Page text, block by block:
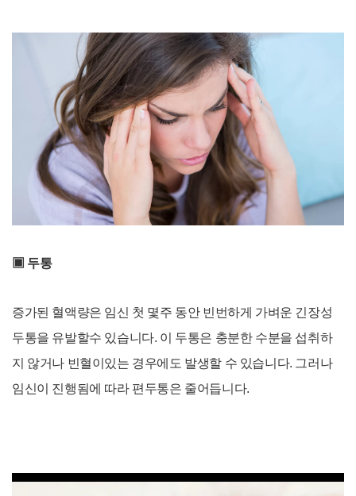
▣ 두통
증가된 혈액량은 임신 첫 몇주 동안 빈번하게 가벼운 긴장성
두통을 유발할수 있습니다. 이 두통은 충분한 수분을 섭취하
지 않거나 빈혈이있는 경우에도 발생할 수 있습니다. 그러나
임신이 진행됨에 따라 편두통은 줄어듭니다.